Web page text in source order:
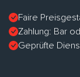
Faire
Zahlung: Bar
Geprüfte